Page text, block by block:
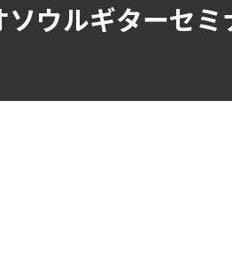
ウルギターセミ